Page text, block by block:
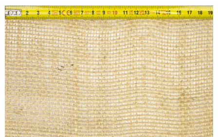
produktu
je
0,0
z
5
hvězdiček.